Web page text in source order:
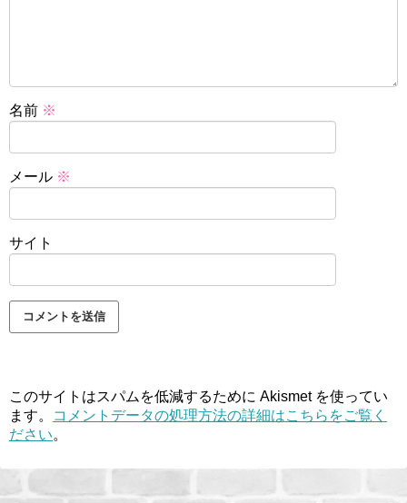
名前 ※
メール ※
サイト
このサイトはスパムを低減するために Akismet を使ってい
ます。
コメントデータの処理方法の詳細はこちらをご覧く
ださい。